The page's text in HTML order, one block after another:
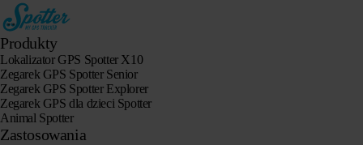
Produkty
Lokalizator GPS Spotter X10
Zegarek GPS Spotter Senior
Zegarek GPS Spotter Explorer
Zegarek GPS dla dzieci Spotter
Animal Spotter
Zastosowania